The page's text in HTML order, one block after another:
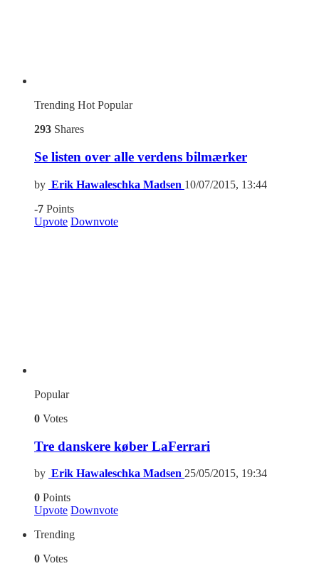
Trending HotPopular
293 Shares
Se listen over alle verdens bilmærker
by Erik Hawaleschka Madsen 10/07/2015, 13:44
-7 Points
Upvote Downvote
Popular
0 Votes
Tre danskere køber LaFerrari
by Erik Hawaleschka Madsen 25/05/2015, 19:34
0 Points
Upvote Downvote
Trending
0 Votes